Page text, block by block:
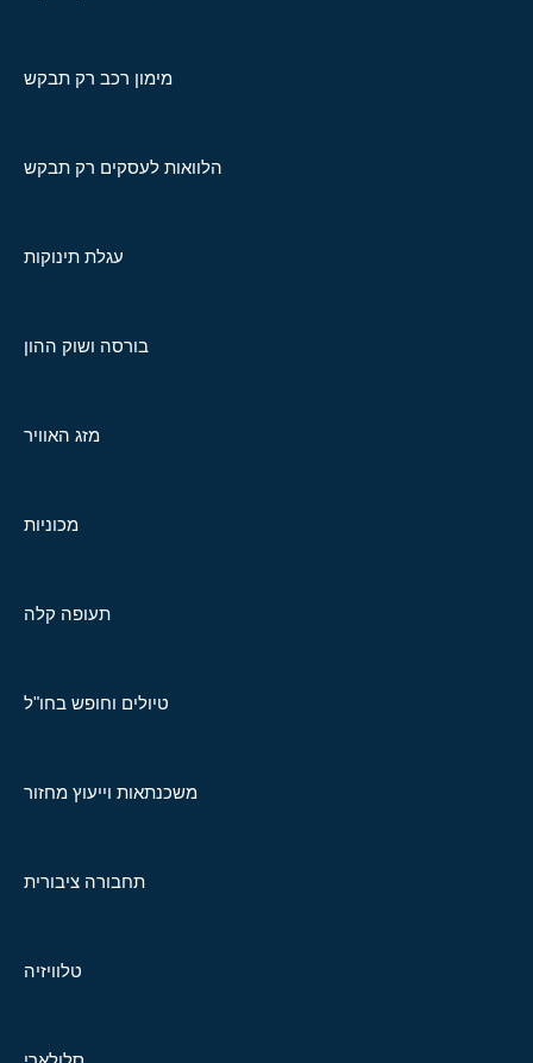
מימון רכב רק תבקש
הלוואות לעסקים רק תבקש
עגלת תינוקות
בורסה ושוק ההון
מזג האוויר
מכוניות
תעופה קלה
טיולים וחופש בחו"ל
משכנתאות וייעוץ מחזור
תחבורה ציבורית
טלוויזיה